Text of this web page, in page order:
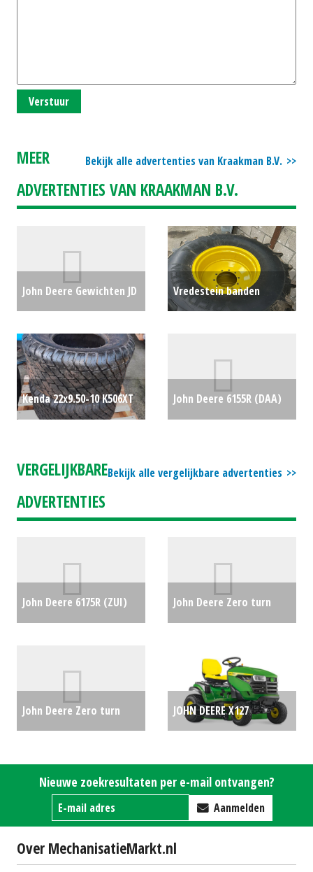
Verstuur
Bekijk alle advertenties van Kraakman B.V.
MEER
ADVERTENTIES VAN KRAAKMAN B.V.
John Deere Gewichten JD
Vredestein banden
Kenda 22x9.50-10 K506XT
John Deere 6155R (DAA)
Bekijk alle vergelijkbare advertenties
VERGELIJKBARE
ADVERTENTIES
John Deere 6175R (ZUI)
John Deere Zero turn
(MM) #690542
John Deere Zero turn
#30902
€22880
JOHN DEERE X127
#781539
€0
Nieuwe zoekresultaten per e-mail ontvangen?
Aanmelden
Over MechanisatieMarkt.nl